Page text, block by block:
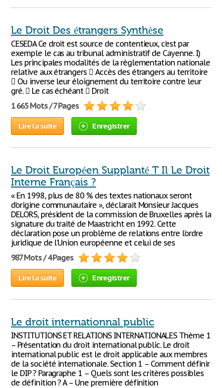
Le Droit Des étrangers Synthèse
CESEDA Ce droit est source de contentieux, c’est par
exemple le cas au tribunal administratif de Cayenne. I)
Les principales modalités de la règlementation nationale
relative aux étrangers  Accès des étrangers au territoire
 Ou inverse leur éloignement du territoire contre leur
gré.  Le cas échéant  Droit
1 665 Mots / 7 Pages
Lire la suite Enregistrer
Le Droit Européen Supplanté T Il Le Droit
Interne Français ?
« En 1998, plus de 80 % des textes nationaux seront
d’origine communautaire », déclarait Monsieur Jacques
DELORS, président de la commission de Bruxelles après la
signature du traité de Maastricht en 1992. Cette
déclaration pose un problème de relations entre l’ordre
juridique de l’Union européenne et celui de ses
987 Mots / 4 Pages
Lire la suite Enregistrer
Le droit internationnal public
INSTITUTIONS ET RELATIONS INTERNATIONALES Thème 1
– Présentation du droit international public. Le droit
international public est le droit applicable aux membres
de la société internationale. Section 1 – Comment définir
le DIP ? Paragraphe 1 – Quels sont les critères possibles
de définition ? A – Une première définition